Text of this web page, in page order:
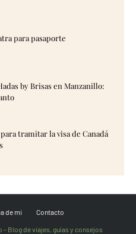
para pasaporte
by Brisas en Manzanillo:
tramitar la visa de Canadá
de mi Contacto
- Blog de viajes, guías y consejos